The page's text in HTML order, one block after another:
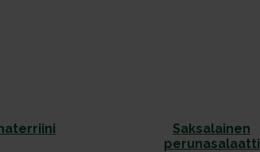
Saksalainen
perunasalaatti